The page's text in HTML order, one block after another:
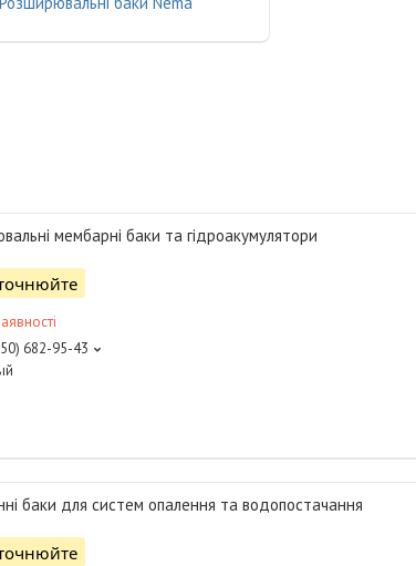
мембарні баки та гідроакумулятори
682-95-43
баки для систем опалення та водопостачання